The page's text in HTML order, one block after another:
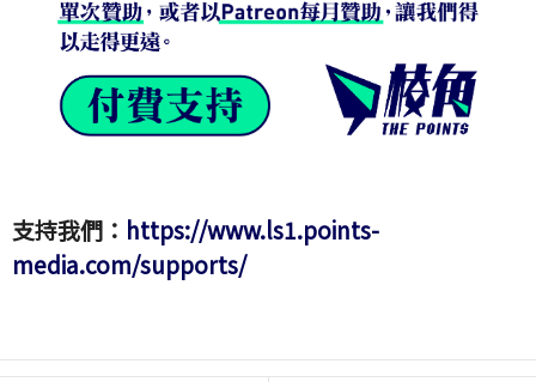
支持我們： https://www.ls1.points-
media.com/supports/